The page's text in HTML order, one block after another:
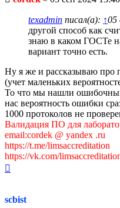
texadmin писал(а): ↑05
другой способ как
знаю в каком ГОСТе
вариант точно есть.
Ну я же и рассказываю про
(учет маленьких
То что мы нашли
нас вероятность ошибки
1000 протоколов не
Валидация ПО для
email:cordek @ yandex .ru
https://t.me/limsaccreditation
https://vk.com/
scbist